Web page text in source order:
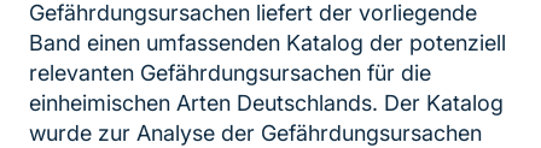
Gefährdungsursachen liefert der vorliegende
Band einen umfassenden Katalog der potenziell
relevanten Gefährdungsursachen für die
einheimischen Arten Deutschlands. Der Katalog
wurde zur Analyse der Gefährdungsursachen